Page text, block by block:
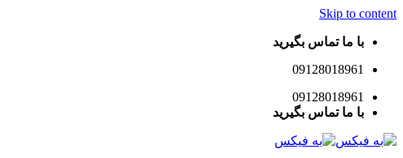
Skip to content
با ما تماس بگیرید
09128018961
09128018961
با ما تماس بگیرید